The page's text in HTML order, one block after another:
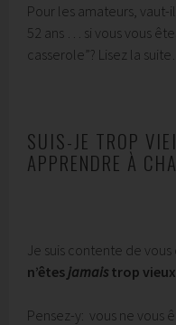
Pour les amateurs,
52 ans … si vous vous
casserole”? Lisez la
SUIS-JE TROP
APPRENDRE À
Je suis contente de
n’êtes jamais trop
Pensez-y: vous ne vous